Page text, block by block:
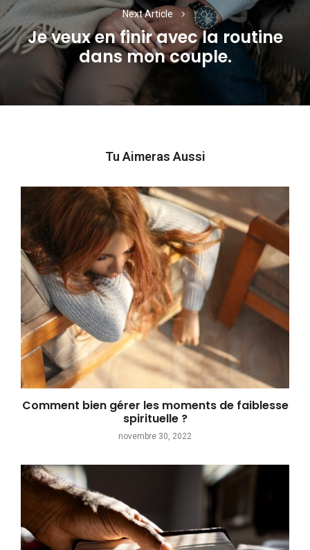
Next Article
Next
post:
Je veux en finir avec la routine
dans mon couple.
Tu Aimeras Aussi
Comment bien gérer les moments de faiblesse
spirituelle ?
novembre 30, 2022